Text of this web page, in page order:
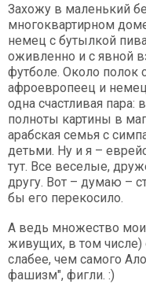
Захожу в маленький
многоквартирном
немец с бутылкой
оживленно и с явной
футболе. Около полок
афроевропеец и
одна счастливая пара:
полноты картины в
арабская семья с
детьми. Ну и я –
тут. Все веселые,
другу. Вот – думаю –
бы его перекосило.
А ведь множество
живущих, в том числе)
слабее, чем самого
фашизм", фигли. :)